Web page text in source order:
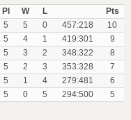
Pl
W L
Pts
5 5 0 457:218
10
5 4 1 419:301
9
5 3 2 348:322
8
5 2 3 353:328
7
5 1 4 279:481
6
5 0 5 294:500 5